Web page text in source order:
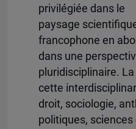
privilégiée dans le
paysage
francophone en
dans une
pluridisciplinaire.
cette
droit, sociologie,
politiques, sciences